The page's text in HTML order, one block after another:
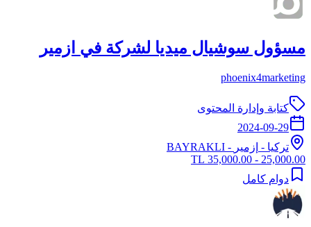
مسؤول سوشيال ميديا لشركة في ازمير
phoenix4marketing
كتابة وإدارة المحتوى
2024-09-29
تركيا - إزمير - BAYRAKLI
25,000.00 - 35,000.00 TL
دوام كامل